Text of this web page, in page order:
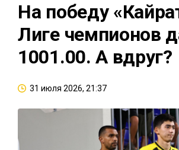
На победу
Лиге чемпионов
1001.00. А вдруг?
31 июля 2026, 21:37